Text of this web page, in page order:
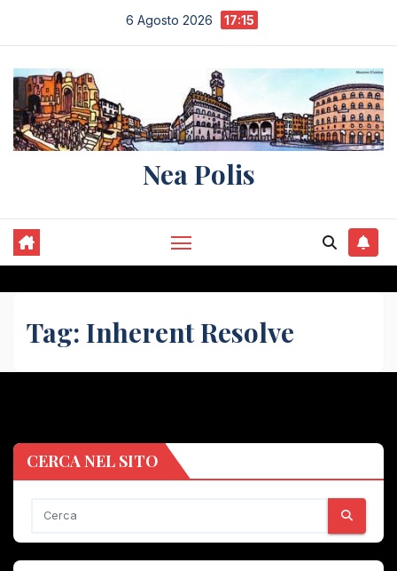
contenuto
6 Agosto 2026 17:15
Nea Polis
Tag: Inherent Resolve
CERCA NEL SITO